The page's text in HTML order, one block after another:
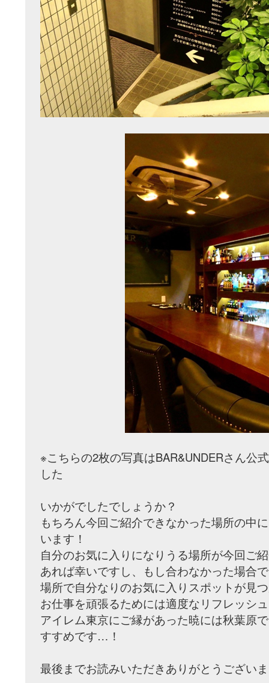
※こちらの2枚の写真はBAR&UNDERさん公
した
いかがでしたでしょうか？
もちろん今回ご紹介できなかった場所の中
います！
自分のお気に入りになりうる場所が今回ご
あれば幸いですし、もし合わなかった場合
場所で自分なりのお気に入りスポットが見
お仕事を頑張るためには適度なリフレッシ
アイレム東京にご縁があった暁には秋葉原
すすめです…！
最後までお読みいただきありがとうござい